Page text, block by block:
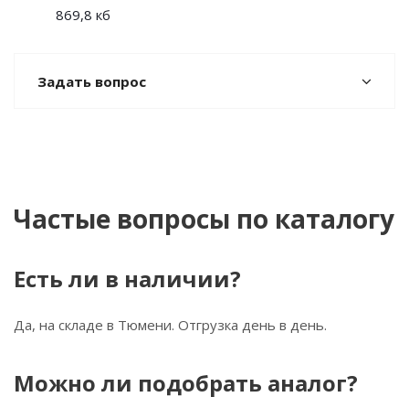
869,8 кб
Задать вопрос
Частые вопросы по каталогу
Есть ли в наличии?
Да, на складе в Тюмени. Отгрузка день в день.
Можно ли подобрать аналог?